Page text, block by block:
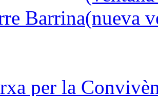
Barrina
per la